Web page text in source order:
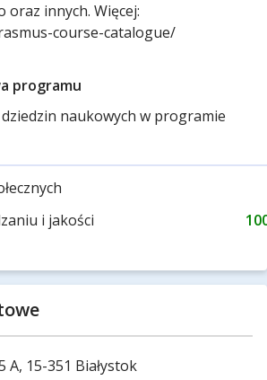
oraz innych. Więcej:
course-catalogue/
programu
naukowych w programie
i jakości
A, 15-351 Białystok